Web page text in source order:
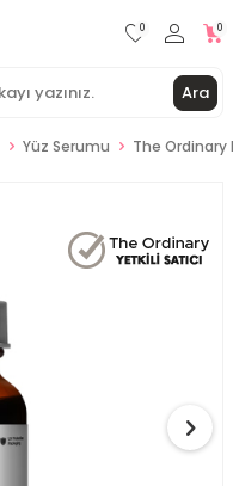
Ara
0 0
Yüz Serumu The